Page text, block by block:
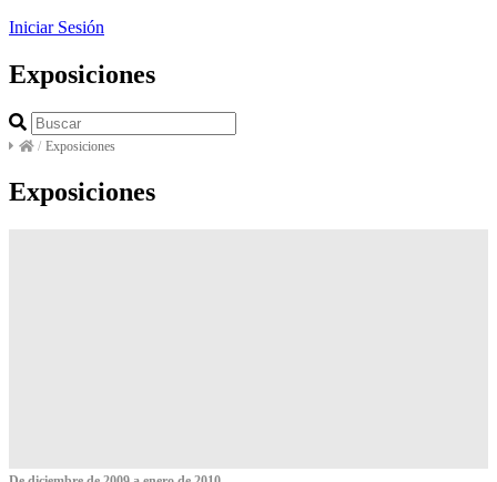
Iniciar Sesión
Exposiciones
/ Exposiciones
Exposiciones